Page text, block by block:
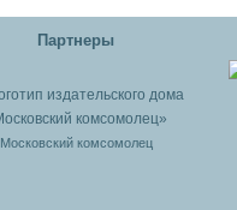
Партнеры
Московский комсомолец